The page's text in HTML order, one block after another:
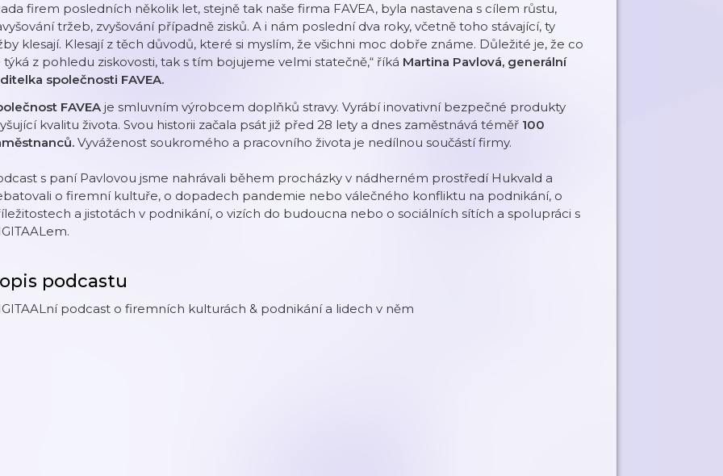
firem posledních několik let, stejně tak naše firma FAVEA, byla nastavena s cílem růstu,
tržeb, zvyšování případně zisků. A i nám poslední dva roky, včetně toho stávající, ty
klesají. Klesají z těch důvodů, které si myslím, že všichni moc dobře známe. Důležité je, že co
týká z pohledu ziskovosti, tak s tím bojujeme velmi statečně,“ říká Martina Pavlová, generální
společnosti FAVEA.
FAVEA je smluvním výrobcem doplňků stravy. Vyrábí inovativní bezpečné produkty
kvalitu života. Svou historii začala psát již před 28 lety a dnes zaměstnává téměř 100
Vyváženost soukromého a pracovního života je nedílnou součástí firmy.
s paní Pavlovou jsme nahrávali během procházky v nádherném prostředí Hukvald a
o firemní kultuře, o dopadech pandemie nebo válečného konfliktu na podnikání, o
a jistotách v podnikání, o vizích do budoucna nebo o sociálních sítích a spolupráci s
podcastu
podcast o firemních kulturách & podnikání a lidech v něm